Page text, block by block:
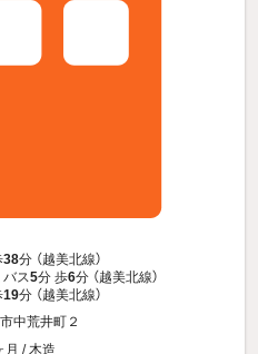
38分 （越美北線）
バス5分 歩6分 （越美北線）
19分 （越美北線）
中荒井町２
月 / 木造